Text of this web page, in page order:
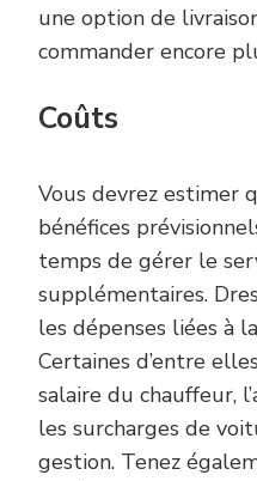
une option de
commander encore
Coûts
Vous devrez estimer
bénéfices
temps de gérer le
supplémentaires.
les dépenses liées à
Certaines d’entre
salaire du chauffeur,
les surcharges de
gestion. Tenez